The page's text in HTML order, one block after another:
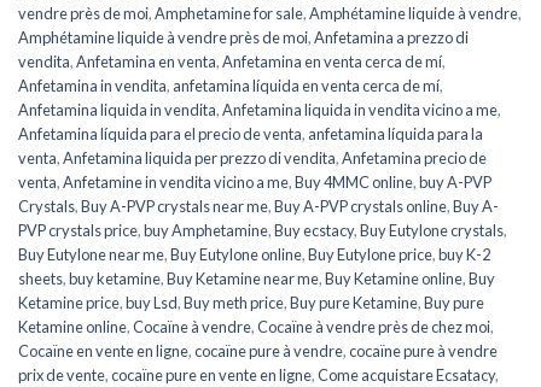
vendre près de moi,Amphetamine for sale,Amphétamine liquide à vendre,
Amphétamine liquide à vendre près de moi,Anfetamina a prezzo di
vendita,Anfetamina en venta,Anfetamina en venta cerca de mí,
Anfetamina in vendita, anfetamina líquida en venta cerca de mí,
Anfetamina liquida in vendita,Anfetamina liquida in vendita vicino a me,
Anfetamina líquida para el precio de venta, anfetamina líquida para la
venta,Anfetamina liquida per prezzo di vendita,Anfetamina precio de
venta,Anfetamine in vendita vicino a me,Buy 4MMC online,buy A-PVP
Crystals,Buy A-PVP crystals near me,Buy A-PVP crystals online,Buy A-
PVP crystals price,buy Amphetamine,Buy ecstacy,Buy Eutylone crystals,
Buy Eutylone near me,Buy Eutylone online,Buy Eutylone price,buy K-2
sheets,buy ketamine,Buy Ketamine near me,Buy Ketamine online,Buy
Ketamine price,buy Lsd,Buy meth price,Buy pure Ketamine,Buy pure
Ketamine online,Cocaïne à vendre,Cocaïne à vendre près de chez moi,
Cocaïne en vente en ligne,cocaïne pure à vendre,cocaïne pure à vendre
prix de vente,cocaïne pure en vente en ligne,Come acquistare Ecsatacy,